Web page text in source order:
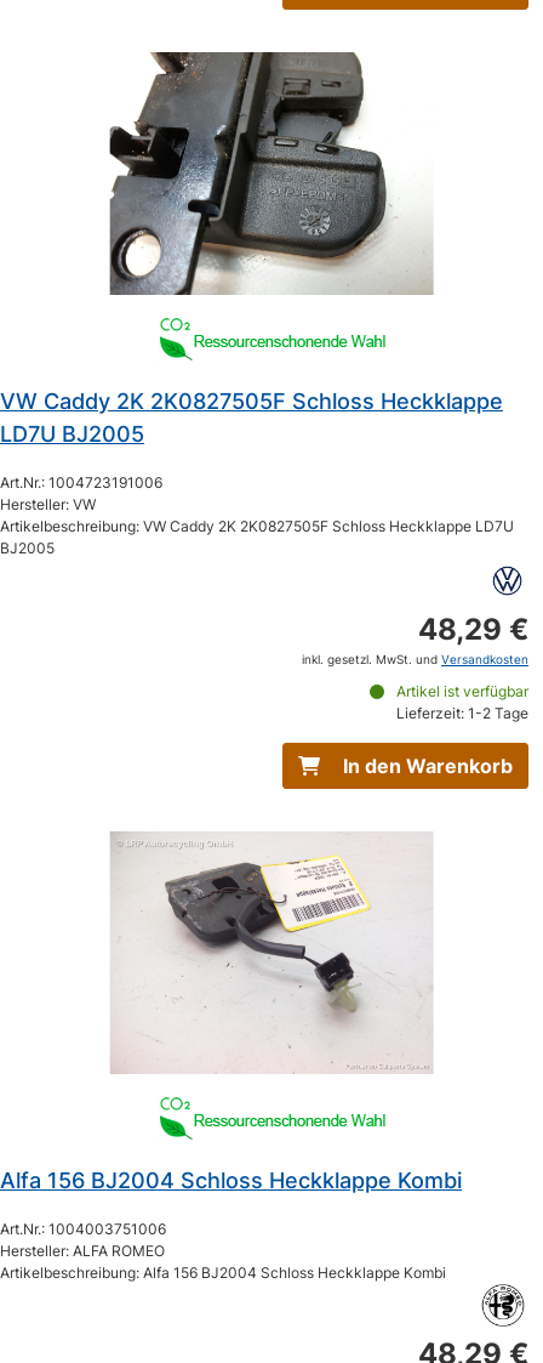
VW Caddy 2K 2K0827505F Schloss Heckklappe
LD7U BJ2005
Art.Nr.: 1004723191006
Hersteller: VW
Artikelbeschreibung: VW Caddy 2K 2K0827505F Schloss Heckklappe LD7U
BJ2005
48,29 €
inkl. gesetzl. MwSt. und Versandkosten
Artikel ist verfügbar
Lieferzeit: 1-2 Tage
In den Warenkorb
Alfa 156 BJ2004 Schloss Heckklappe Kombi
Art.Nr.: 1004003751006
Hersteller: ALFA ROMEO
Artikelbeschreibung: Alfa 156 BJ2004 Schloss Heckklappe Kombi
48,29 €